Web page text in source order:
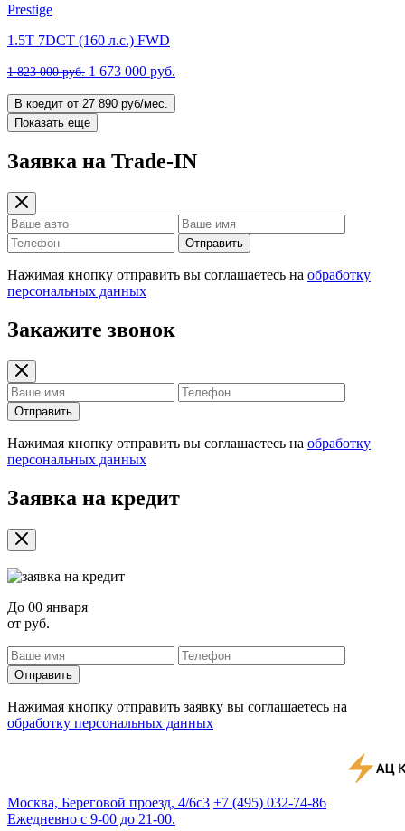
Prestige
1.5T 7DCT (160 л.с.) FWD
1 823 000 руб. 1 673 000 руб.
В кредит от 27 890 руб/мес.
Показать еще
Заявка на Trade-IN
Отправить
Нажимая кнопку отправить вы соглашаетесь на обработку
персональных данных
Закажите звонок
Отправить
Нажимая кнопку отправить вы соглашаетесь на обработку
персональных данных
Заявка на кредит
До 00 января
от руб.
Отправить
Нажимая кнопку отправить заявку вы соглашаетесь на
обработку персональных данных
Москва, Береговой проезд, 4/6с3 +7 (495) 032-74-86
Ежедневно с 9-00 до 21-00.